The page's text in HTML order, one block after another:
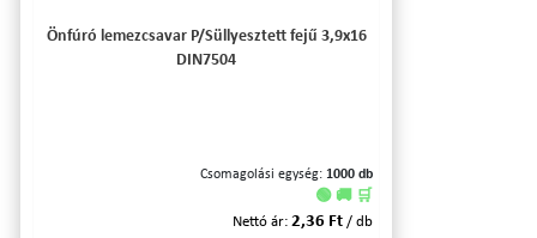
Önfúró lemezcsavar P/Süllyesztett fejű 3,9x16
DIN7504
Csomagolási egység: 1000 db
🟢 🚚 🛒
Nettó ár: 2,36 Ft / db